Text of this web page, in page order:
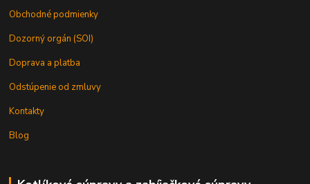
Obchodné podmienky
Dozorný orgán (SOI)
Doprava a platba
Odstúpenie od zmluvy
Kontakty
Blog